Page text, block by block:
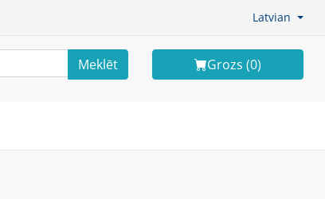
Latvian
Meklēt Grozs (0)